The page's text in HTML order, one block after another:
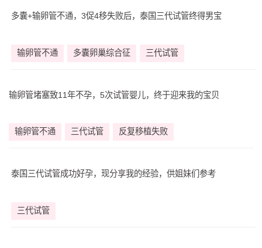
多囊+输卵管不通，3促4移失败后，泰国三代试管终得男宝
输卵管不通 多囊卵巢综合征 三代试管
输卵管堵塞致11年不孕，5次试管婴儿，终于迎来我的宝贝
输卵管不通 三代试管 反复移植失败
泰国三代试管成功好孕，现分享我的经验，供姐妹们参考
三代试管